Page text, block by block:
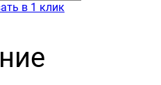
в 1 клик